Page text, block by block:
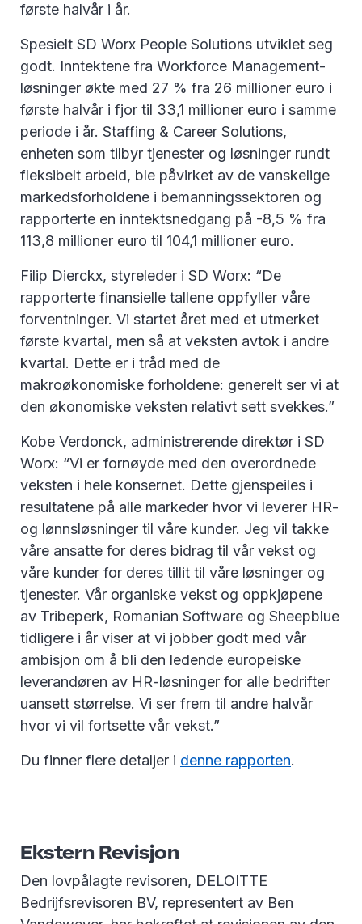
første halvår i år.
Spesielt SD Worx People Solutions utviklet seg
godt. Inntektene fra Workforce Management-
løsninger økte med 27 % fra 26 millioner euro i
første halvår i fjor til 33,1 millioner euro i samme
periode i år. Staffing & Career Solutions,
enheten som tilbyr tjenester og løsninger rundt
fleksibelt arbeid, ble påvirket av de vanskelige
markedsforholdene i bemanningssektoren og
rapporterte en inntektsnedgang på -8,5 % fra
113,8 millioner euro til 104,1 millioner euro.
Filip Dierckx, styreleder i SD Worx: “De
rapporterte finansielle tallene oppfyller våre
forventninger. Vi startet året med et utmerket
første kvartal, men så at veksten avtok i andre
kvartal. Dette er i tråd med de
makroøkonomiske forholdene: generelt ser vi at
den økonomiske veksten relativt sett svekkes.”
Kobe Verdonck, administrerende direktør i SD
Worx: “Vi er fornøyde med den overordnede
veksten i hele konsernet. Dette gjenspeiles i
resultatene på alle markeder hvor vi leverer HR-
og lønnsløsninger til våre kunder. Jeg vil takke
våre ansatte for deres bidrag til vår vekst og
våre kunder for deres tillit til våre løsninger og
tjenester. Vår organiske vekst og oppkjøpene
av Tribeperk, Romanian Software og Sheepblue
tidligere i år viser at vi jobber godt med vår
ambisjon om å bli den ledende europeiske
leverandøren av HR-løsninger for alle bedrifter
uansett størrelse. Vi ser frem til andre halvår
hvor vi vil fortsette vår vekst.”
Du finner flere detaljer i denne rapporten.
Ekstern Revisjon
Den lovpålagte revisoren, DELOITTE
Bedrijfsrevisoren BV, representert av Ben